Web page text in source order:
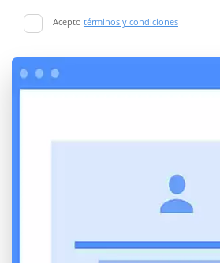
Acepto términos y condiciones